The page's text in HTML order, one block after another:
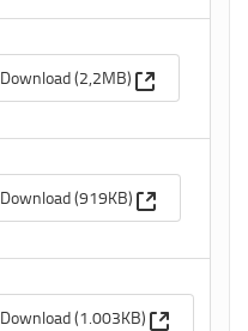
Download (2,2MB) (Apre una
Download (919KB) (Apre una
Download (1.003KB) (Apre una